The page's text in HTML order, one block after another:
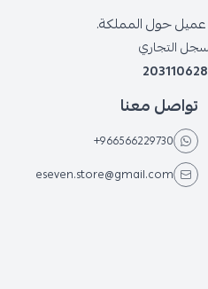
التجاري
تواصل معنا
+966566229730
eseven.store@gmail.com